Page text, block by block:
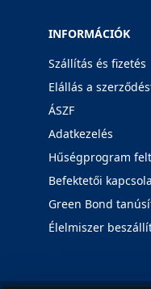
INFORMÁCIÓK
Szállítás és fizetés
Elállás a
ÁSZF
Adatkezelés
Hűségprogram
Befektetői
Green Bond
Élelmiszer